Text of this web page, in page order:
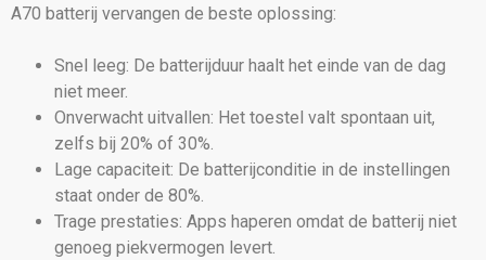
A70 batterij vervangen de beste oplossing:
Snel leeg: De batterijduur haalt het einde van de dag
niet meer.
Onverwacht uitvallen: Het toestel valt spontaan uit,
zelfs bij 20% of 30%.
Lage capaciteit: De batterijconditie in de instellingen
staat onder de 80%.
Trage prestaties: Apps haperen omdat de batterij niet
genoeg piekvermogen levert.